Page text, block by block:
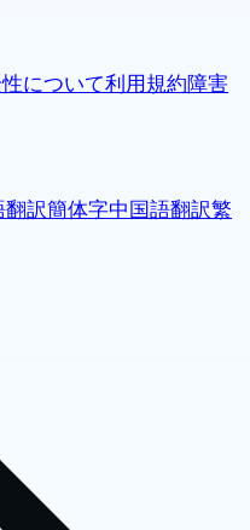
について利用規約障害
訳簡体字中国語翻訳繁